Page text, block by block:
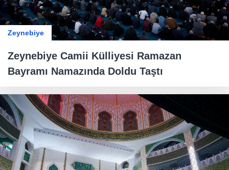
Zeynebiye
Zeynebiye Camii Külliyesi Ramazan
Bayramı Namazında Doldu Taştı